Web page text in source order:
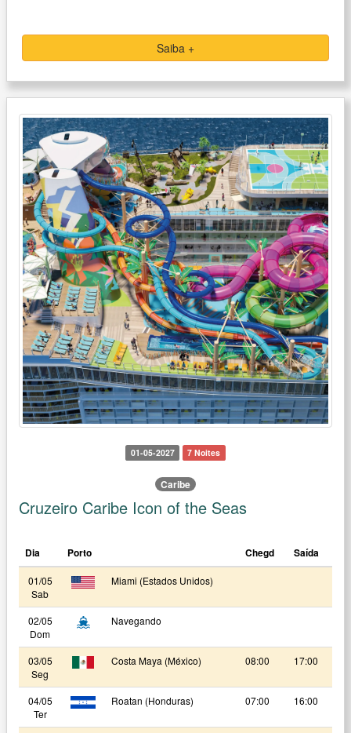
Saiba +
01-05-2027 7 Noites
Caribe
Cruzeiro Caribe Icon of the Seas
Dia Porto Chegd Saída
01/05
Sab
Miami (Estados Unidos)
02/05
Dom
Navegando
03/05
Seg
Costa Maya (México) 08:00 17:00
04/05
Ter
Roatan (Honduras) 07:00 16:00